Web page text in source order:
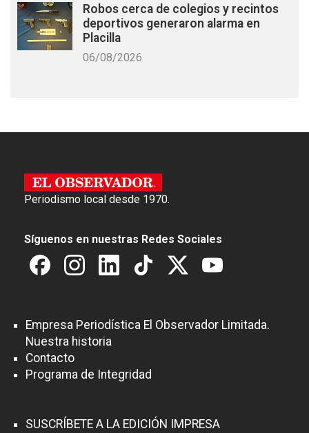
Robos cerca de colegios y recintos
deportivos generaron alarma en
Placilla
06/08/2026
Periodismo local desde 1970.
Síguenos en nuestras Redes Sociales
Empresa Periodística El Observador Limitada.
Nuestra historia
Contacto
Programa de Integridad
SUSCRÍBETE A LA EDICIÓN IMPRESA